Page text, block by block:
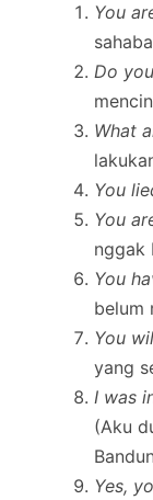
You
Do
What
You
You
nggak
You
belum
You
yang
I was
(Aku
Yes,